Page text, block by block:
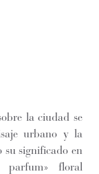
la ciudad se
urbano y la
significado en
parfum» floral